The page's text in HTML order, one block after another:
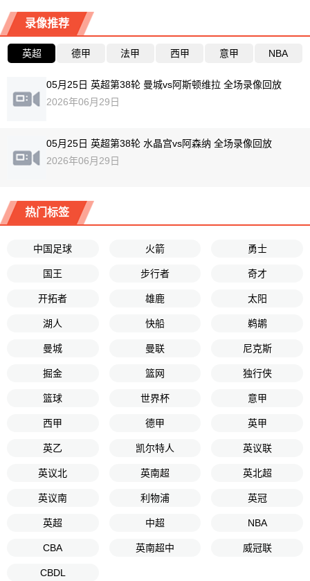
录像推荐
英超 德甲 法甲 西甲 意甲 NBA
05月25日 英超第38轮 曼城vs阿斯顿维拉 全场录像回放
2026年06月29日
05月25日 英超第38轮 水晶宫vs阿森纳 全场录像回放
2026年06月29日
热门标签
中国足球 火箭 勇士
国王 步行者 奇才
开拓者 雄鹿 太阳
湖人 快船 鹈鹕
曼城 曼联 尼克斯
掘金 篮网 独行侠
篮球 世界杯 意甲
西甲 德甲 英甲
英乙 凯尔特人 英议联
英议北 英南超 英北超
英议南 利物浦 英冠
英超 中超 NBA
CBA 英南超中 威冠联
CBDL